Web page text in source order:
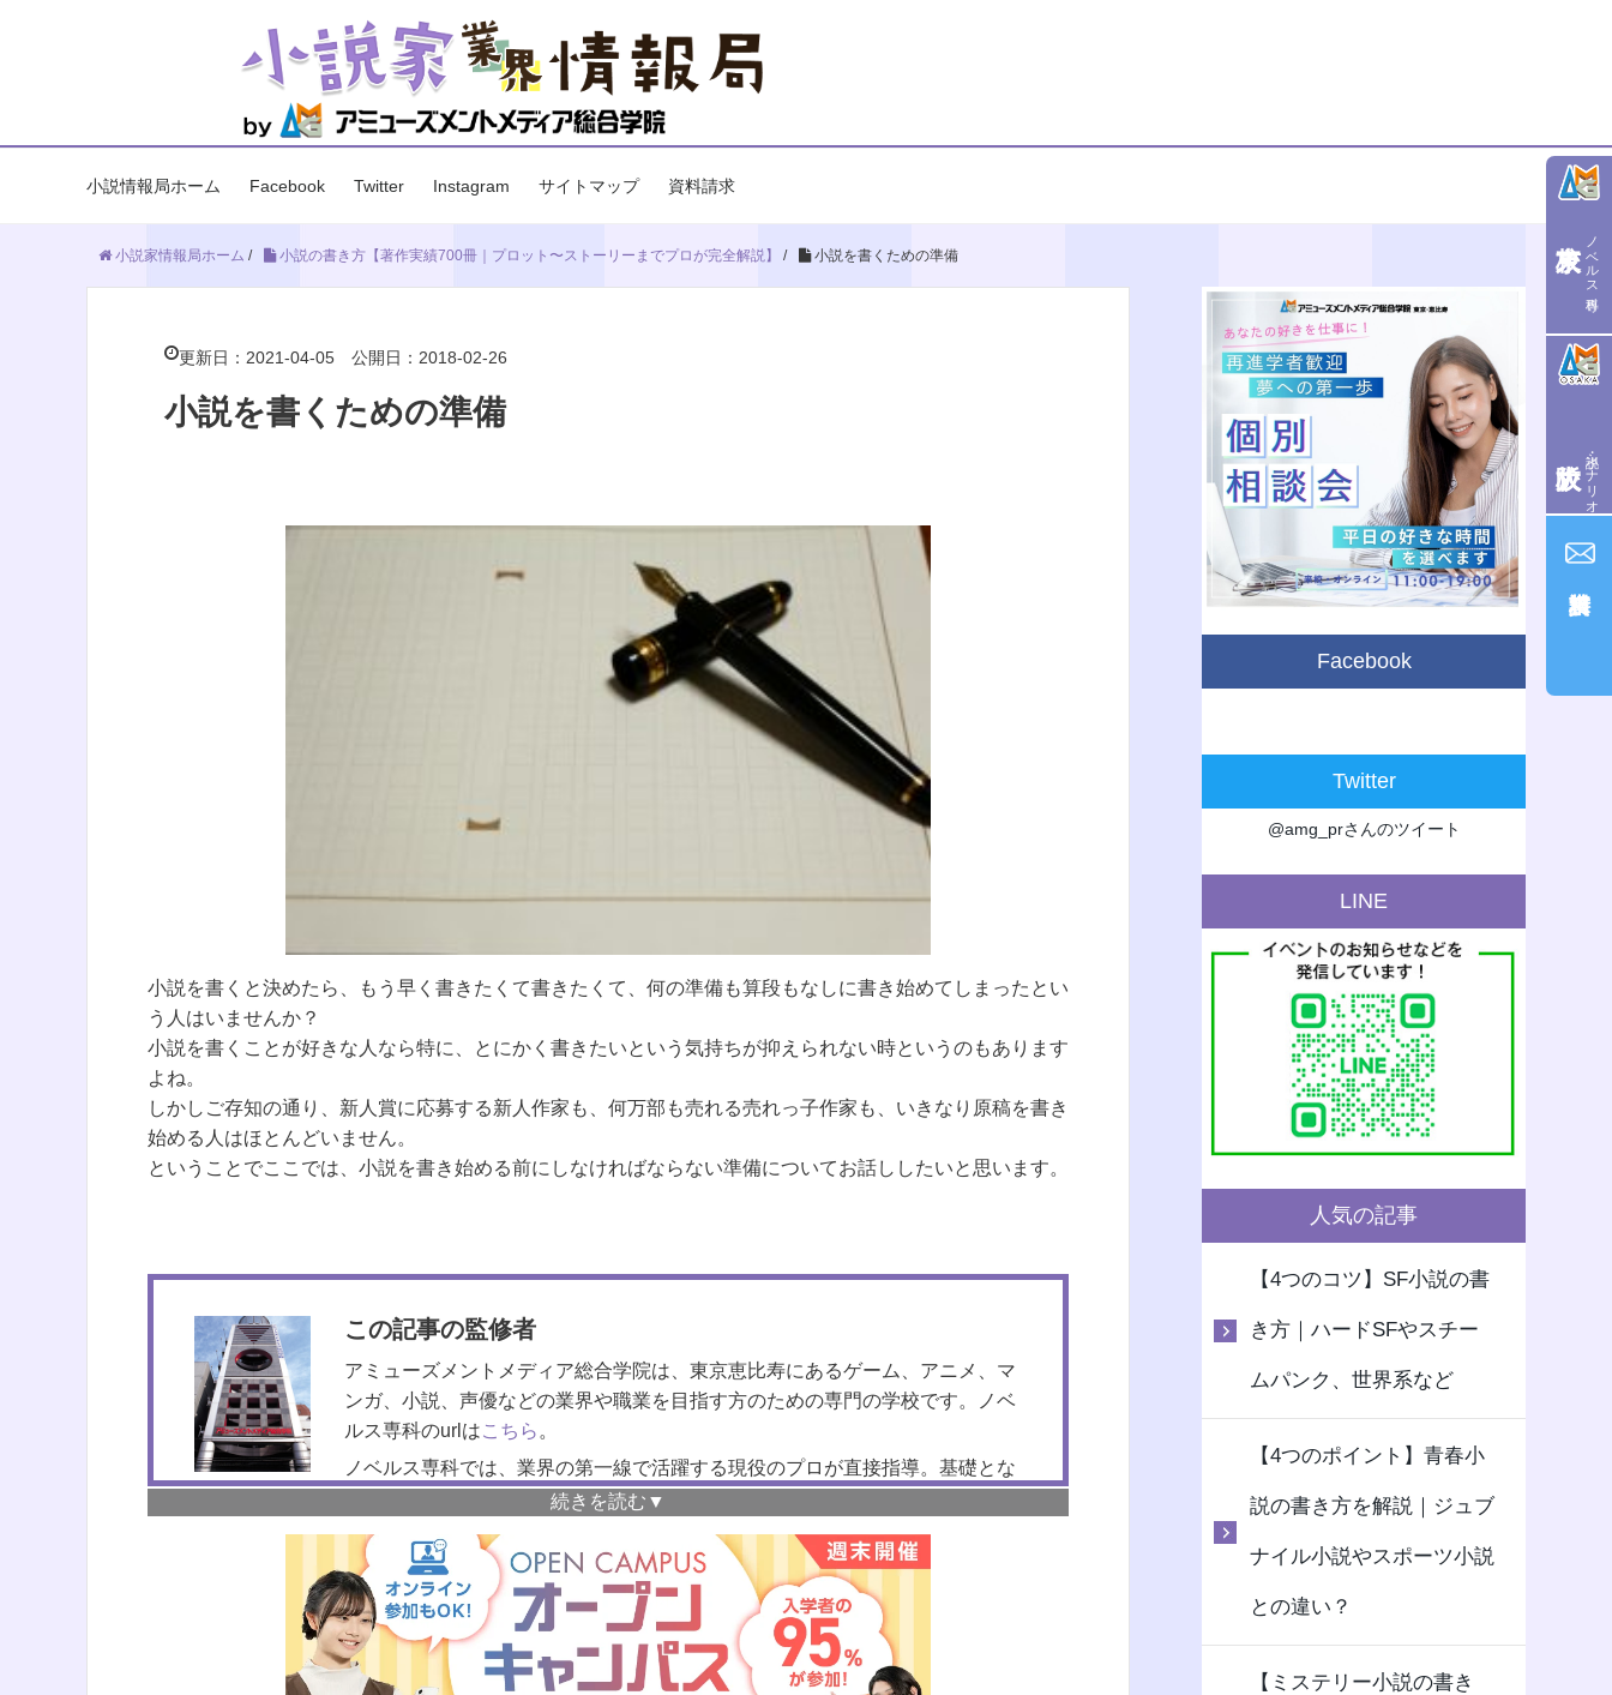
小説情報局ホーム Facebook Twitter Instagram サイトマップ 資料請求
小説家情報局ホーム / 小説の書き方【著作実績700冊｜プロット〜ストーリーまでプロが完全解説】 / 小説を書くための準備
更新日：2021-04-05 公開日：2018-02-26
小説を書くための準備
小説を書くと決めたら、もう早く書きたくて書きたくて、何の準備も算段もなしに書き始めてしまったとい
う人はいませんか？
小説を書くことが好きな人なら特に、とにかく書きたいという気持ちが抑えられない時というのもあります
よね。
しかしご存知の通り、新人賞に応募する新人作家も、何万部も売れる売れっ子作家も、いきなり原稿を書き
始める人はほとんどいません。
ということでここでは、小説を書き始める前にしなければならない準備についてお話ししたいと思います。
この記事の監修者
アミューズメントメディア総合学院は、東京恵比寿にあるゲーム、アニメ、マ
ンガ、小説、声優などの業界や職業を目指す方のための専門の学校です。ノベ
ルス専科のurlはこちら 。
ノベルス専科では、業界の第一線で活躍する現役のプロが直接指導。基礎とな
る文章力や原稿の書き方からひとりひとり丁寧にサポートします。
週1回の夜間講座なので、昼間に仕事や学業がある方も安心。オンライン受講も
可能なので自宅から受講することも可能です。 ご興味のある方は、ぜひ一度、
個別相談会（オンライン可）にお申し込みください。
学校見学・個別相談会は こちら。
Facebook
Twitter
@amg_prさんのツイート
LINE
人気の記事
【4つのコツ】SF小説の書
き方｜ハードSFやスチー
ムパンク、世界系など
【4つのポイント】青春小
説の書き方を解説｜ジュブ
ナイル小説やスポーツ小説
との違い？
【ミステリー小説の書き
ノベルス専科
小説・シナリオ学科